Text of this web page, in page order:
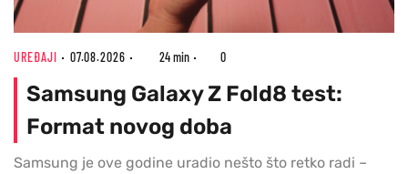
UREĐAJI 07.08.2026 24 min 0
Samsung Galaxy Z Fold8 test:
Format novog doba
Samsung je ove godine uradio nešto što retko radi –